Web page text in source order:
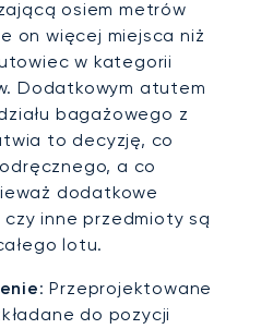
osiem metrów
on więcej miejsca niż
w kategorii
Dodatkowym atutem
bagażowego z
to decyzję, co
a co
dodatkowe
inne przedmioty są
lotu.
: Przeprojektowane
do pozycji